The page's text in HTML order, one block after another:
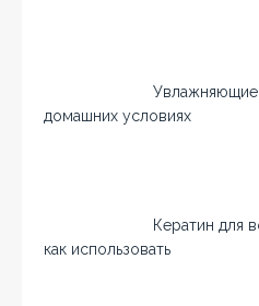
Увлажняющие
домашних условиях
Кератин для
как использовать